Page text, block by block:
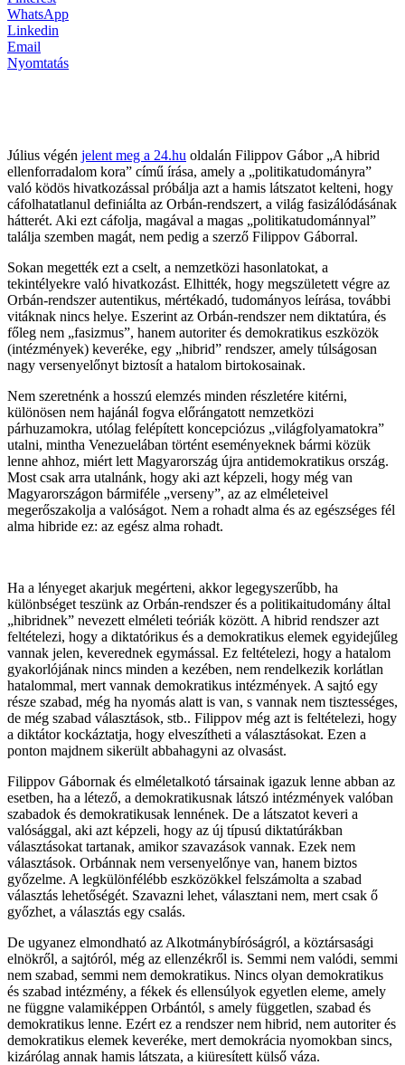
WhatsApp
Linkedin
Email
Nyomtatás
Július végén jelent meg a 24.hu oldalán Filippov Gábor „A hibrid
ellenforradalom kora” című írása, amely a „politikatudományra”
való ködös hivatkozással próbálja azt a hamis látszatot kelteni, hogy
cáfolhatatlanul definiálta az Orbán-rendszert, a világ fasizálódásának
hátterét. Aki ezt cáfolja, magával a magas „politikatudománnyal”
találja szemben magát, nem pedig a szerző Filippov Gáborral.
Sokan megették ezt a cselt, a nemzetközi hasonlatokat, a
tekintélyekre való hivatkozást. Elhitték, hogy megszületett végre az
Orbán-rendszer autentikus, mértékadó, tudományos leírása, további
vitáknak nincs helye. Eszerint az Orbán-rendszer nem diktatúra, és
főleg nem „fasizmus”, hanem autoriter és demokratikus eszközök
(intézmények) keveréke, egy „hibrid” rendszer, amely túlságosan
nagy versenyelőnyt biztosít a hatalom birtokosainak.
Nem szeretnénk a hosszú elemzés minden részletére kitérni,
különösen nem hajánál fogva előrángatott nemzetközi
párhuzamokra, utólag felépített koncepciózus „világfolyamatokra”
utalni, mintha Venezuelában történt eseményeknek bármi közük
lenne ahhoz, miért lett Magyarország újra antidemokratikus ország.
Most csak arra utalnánk, hogy aki azt képzeli, hogy még van
Magyarországon bármiféle „verseny”, az az elméleteivel
megerőszakolja a valóságot. Nem a rohadt alma és az egészséges fél
alma hibride ez: az egész alma rohadt.
Ha a lényeget akarjuk megérteni, akkor legegyszerűbb, ha
különbséget teszünk az Orbán-rendszer és a politikaitudomány által
„hibridnek” nevezett elméleti teóriák között. A hibrid rendszer azt
feltételezi, hogy a diktatórikus és a demokratikus elemek egyidejűleg
vannak jelen, keverednek egymással. Ez feltételezi, hogy a hatalom
gyakorlójának nincs minden a kezében, nem rendelkezik korlátlan
hatalommal, mert vannak demokratikus intézmények. A sajtó egy
része szabad, még ha nyomás alatt is van, s vannak nem tisztességes,
de még szabad választások, stb.. Filippov még azt is feltételezi, hogy
a diktátor kockáztatja, hogy elveszítheti a választásokat. Ezen a
ponton majdnem sikerült abbahagyni az olvasást.
Filippov Gábornak és elméletalkotó társainak igazuk lenne abban az
esetben, ha a létező, a demokratikusnak látszó intézmények valóban
szabadok és demokratikusak lennének. De a látszatot keveri a
valósággal, aki azt képzeli, hogy az új típusú diktatúrákban
választásokat tartanak, amikor szavazások vannak. Ezek nem
választások. Orbánnak nem versenyelőnye van, hanem biztos
győzelme. A legkülönfélébb eszközökkel felszámolta a szabad
választás lehetőségét. Szavazni lehet, választani nem, mert csak ő
győzhet, a választás egy csalás.
De ugyanez elmondható az Alkotmánybíróságról, a köztársasági
elnökről, a sajtóról, még az ellenzékről is. Semmi nem valódi, semmi
nem szabad, semmi nem demokratikus. Nincs olyan demokratikus
és szabad intézmény, a fékek és ellensúlyok egyetlen eleme, amely
ne függne valamiképpen Orbántól, s amely független, szabad és
demokratikus lenne. Ezért ez a rendszer nem hibrid, nem autoriter és
demokratikus elemek keveréke, mert demokrácia nyomokban sincs,
kizárólag annak hamis látszata, a kiüresített külső váza.